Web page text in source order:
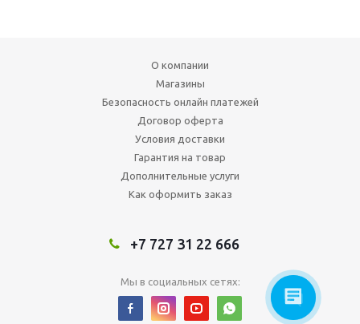
О компании
Магазины
Безопасность онлайн платежей
Договор оферта
Условия доставки
Гарантия на товар
Дополнительные услуги
Как оформить заказ
+7 727 31 22 666
Мы в социальных сетях: